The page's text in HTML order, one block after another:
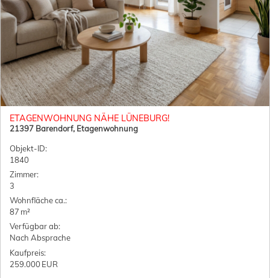
ETAGENWOHNUNG NÄHE LÜNEBURG!
21397 Barendorf, Etagenwohnung
Objekt-ID:
1840
Zimmer:
3
Wohnfläche ca.:
87 m²
Verfügbar ab:
Nach Absprache
Kaufpreis:
259.000 EUR